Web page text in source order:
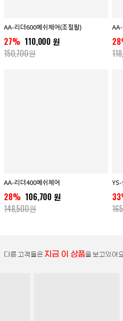
AA-리더600메쉬체어(조절팔)
27% 110,000 원
150,700원
AA-리더400메쉬체어
28% 106,700 원
148,500원
다른 고객들은 지금 이 상품을 보고있어